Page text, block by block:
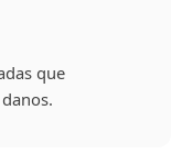
que